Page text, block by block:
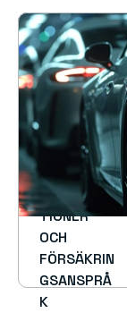
BILREPARA
TIONER
OCH
FÖRSÄKRIN
GSANSPRÅ
K